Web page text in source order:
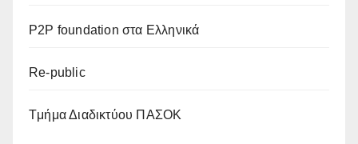
P2P foundation στα Ελληνικά
Re-public
Tμήμα Διαδικτύου ΠΑΣΟΚ